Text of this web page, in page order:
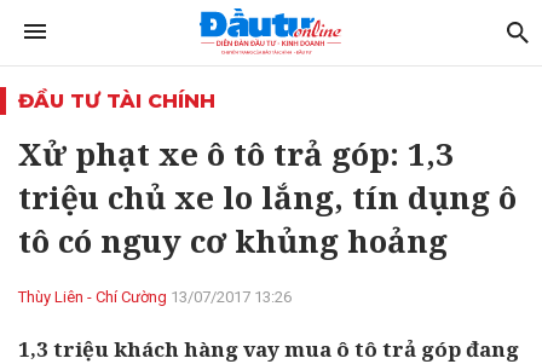
ĐẦU TƯ TÀI CHÍNH
Xử phạt xe ô tô trả góp: 1,3
triệu chủ xe lo lắng, tín dụng ô
tô có nguy cơ khủng hoảng
Thùy Liên - Chí Cường 13/07/2017 13:26
1,3 triệu khách hàng vay mua ô tô trả góp đang